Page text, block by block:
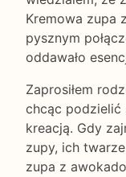
Kremowa zupa
pysznym
oddawało
Zaprosiłem
chcąc podzielić
kreacją. Gdy
zupy, ich
zupa z